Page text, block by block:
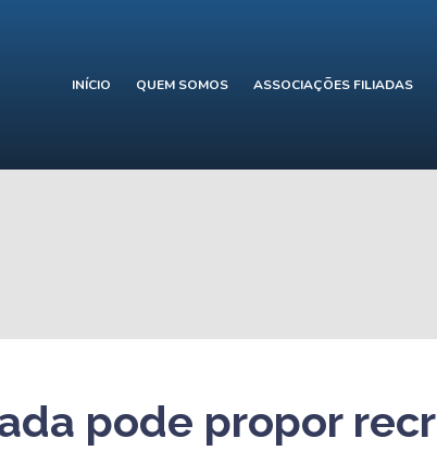
INÍCIO QUEM SOMOS ASSOCIAÇÕES FILIADAS
pode propor